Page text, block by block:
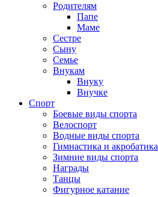
Родителям
Папе
Маме
Сестре
Сыну
Семье
Внукам
Внуку
Внучке
Спорт
Боевые виды спорта
Велоспорт
Водные виды спорта
Гимнастика и акробатика
Зимние виды спорта
Награды
Танцы
Фигурное катание